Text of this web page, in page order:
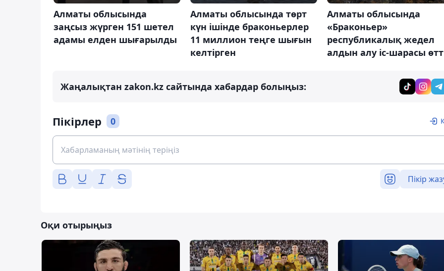
Алматы облысында
заңсыз жүрген 151 шетел
адамы елден шығарылды
Алматы облысында төрт
күн ішінде браконьерлер
11 миллион теңге шығын
келтірген
Алматы облысында
«Браконьер»
республикалық жедел
алдын алу іс-шарасы
Жаңалықтан zakon.kz сайтында хабардар болыңыз:
Пікірлер 0
Пікір
Оқи отырыңыз